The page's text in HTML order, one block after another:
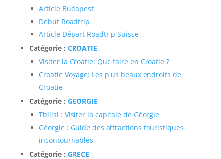
Article Budapest
Début Roadtrip
Article Départ Roadtrip Suisse
Catégorie : CROATIE
Visiter la Croatie: Que faire en Croatie ?
Croatie Voyage: Les plus beaux endroits de
Croatie
Catégorie : GEORGIE
Tbilisi : Visiter la capitale de Géorgie
Géorgie : Guide des attractions touristiques
incontournables
Catégorie : GRECE